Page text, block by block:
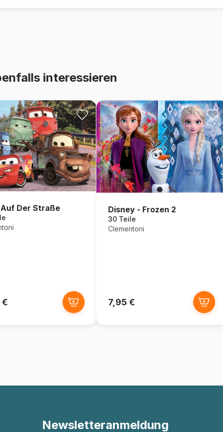
interessieren
Der Straße
€
Disney - Frozen 2
30 Teile
Clementoni
7,95 €
Newsletteranmeldung